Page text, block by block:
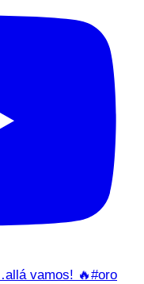
vamos! 🔥#oro